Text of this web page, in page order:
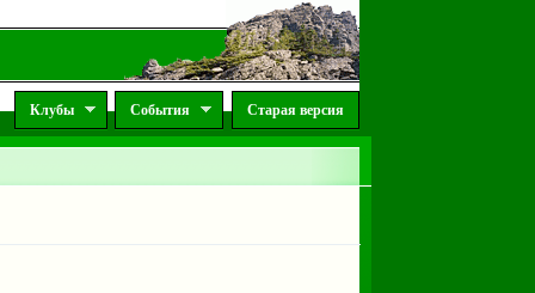
Клубы События Старая версия